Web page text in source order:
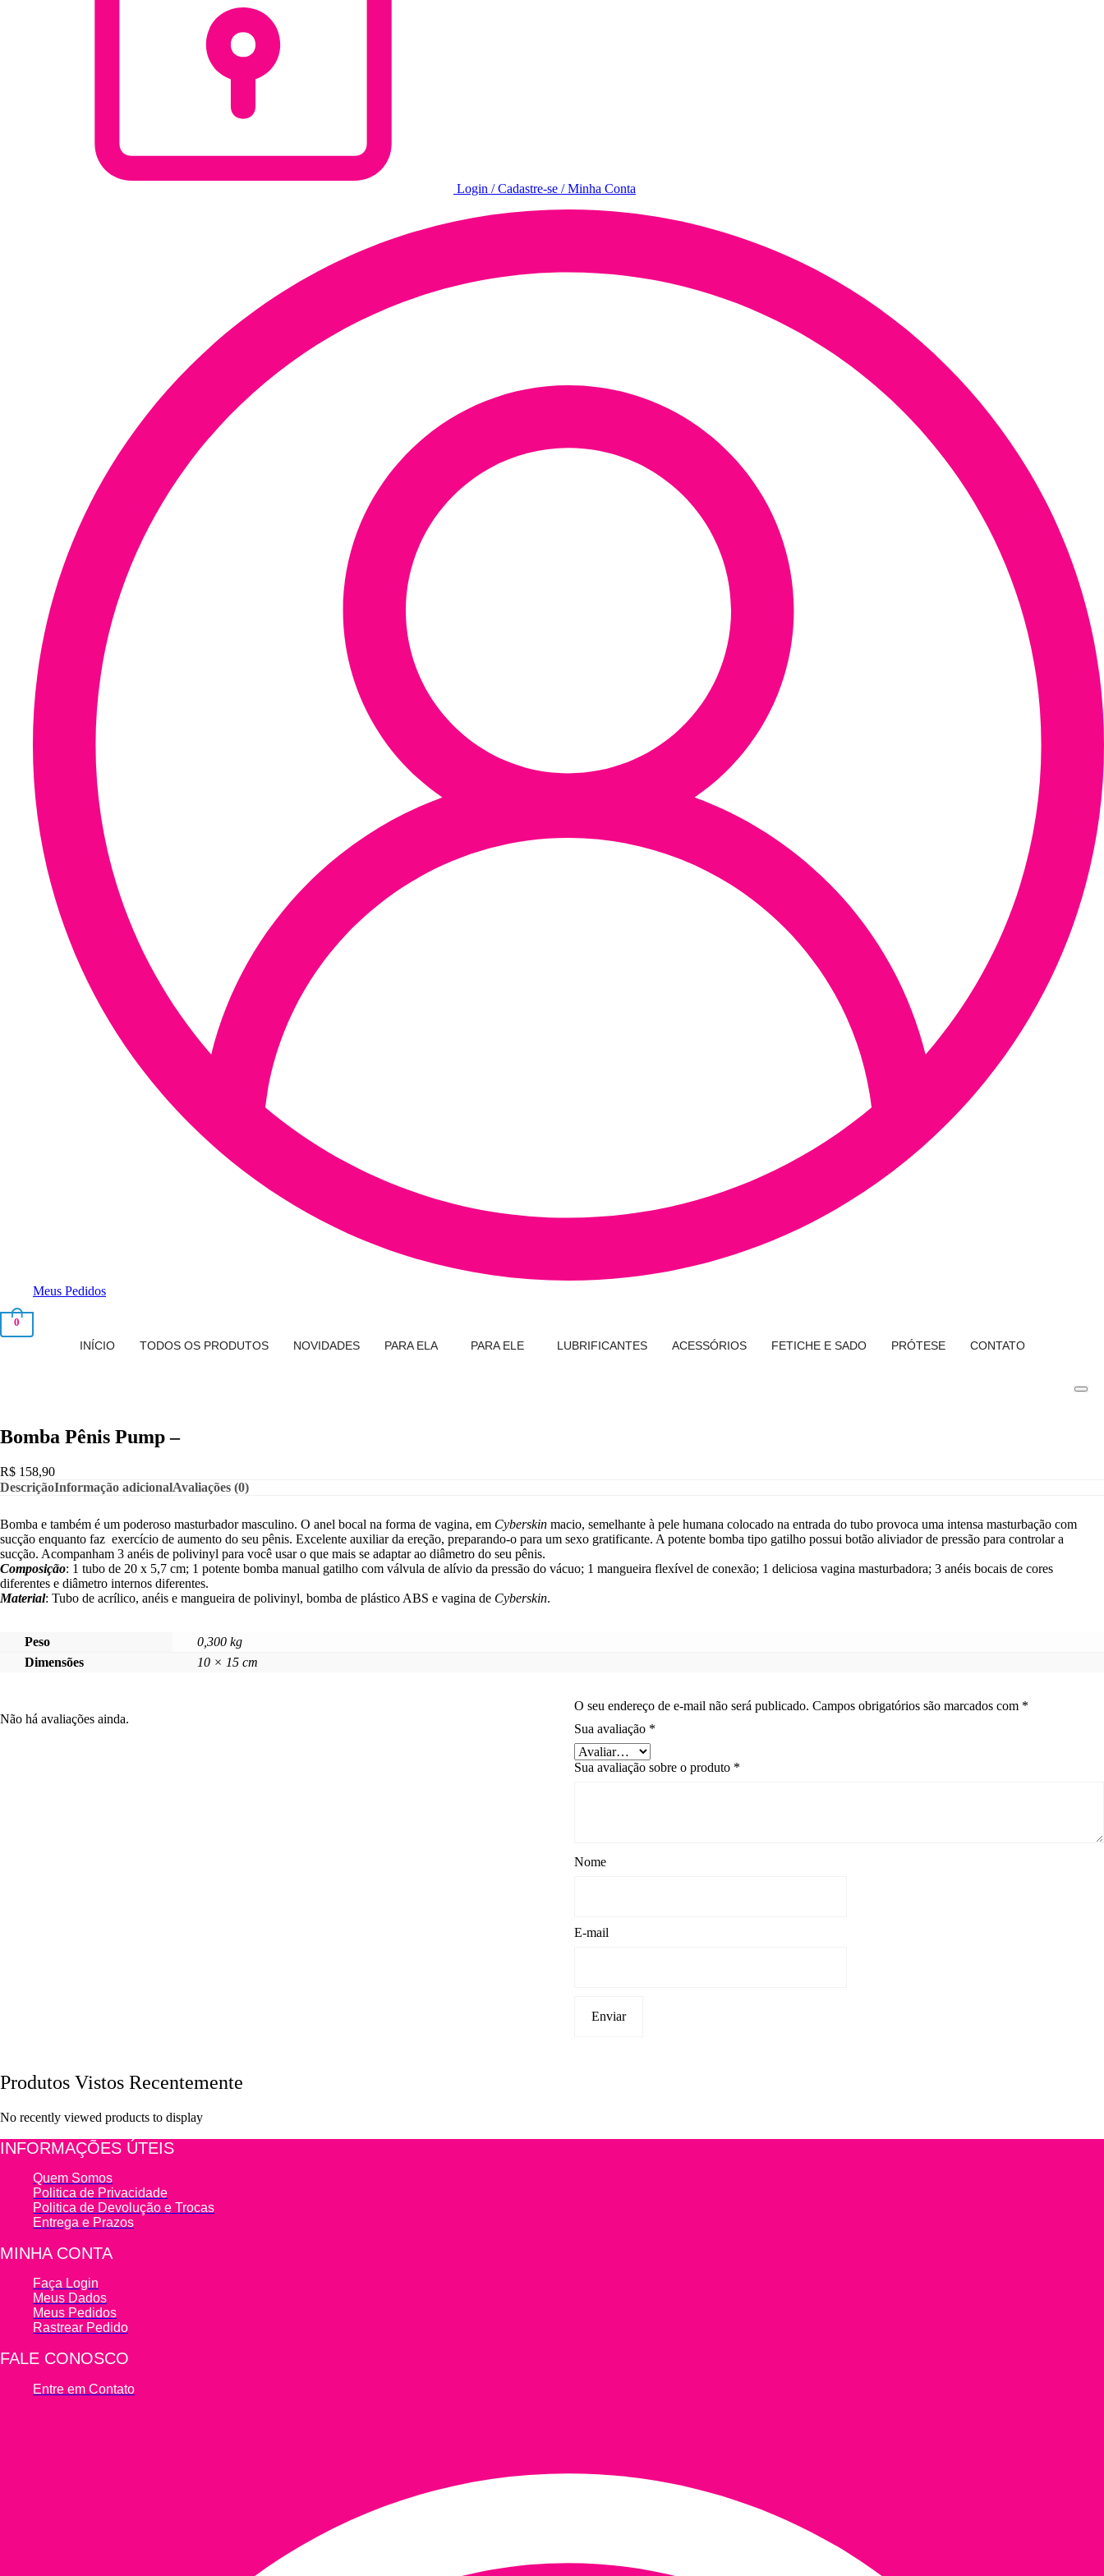
Login / Cadastre-se / Minha Conta
Meus Pedidos
0
INÍCIO TODOS OS PRODUTOS NOVIDADES PARA ELA PARA ELE LUBRIFICANTES ACESSÓRIOS FETICHE E SADO PRÓTESE CONTATO
Bomba Pênis Pump –
R$ 158,90
DescriçãoInformação adicionalAvaliações (0)
Bomba e também é um poderoso masturbador masculino. O anel bocal na forma de vagina, em Cyberskin macio, semelhante à pele humana colocado na entrada do tubo provoca uma intensa masturbação com
sucção enquanto faz exercício de aumento do seu pênis. Excelente auxiliar da ereção, preparando-o para um sexo gratificante. A potente bomba tipo gatilho possui botão aliviador de pressão para controlar a
sucção. Acompanham 3 anéis de polivinyl para você usar o que mais se adaptar ao diâmetro do seu pênis.
Composição: 1 tubo de 20 x 5,7 cm; 1 potente bomba manual gatilho com válvula de alívio da pressão do vácuo; 1 mangueira flexível de conexão; 1 deliciosa vagina masturbadora; 3 anéis bocais de cores
diferentes e diâmetro internos diferentes.
Material: Tubo de acrílico, anéis e mangueira de polivinyl, bomba de plástico ABS e vagina de Cyberskin.
Peso
0,300 kg
Dimensões
10 × 15 cm
Não há avaliações ainda.
O seu endereço de e-mail não será publicado. Campos obrigatórios são marcados com *
Sua avaliação *
Sua avaliação sobre o produto *
Nome
E-mail
Produtos Vistos Recentemente
No recently viewed products to display
INFORMAÇÕES ÚTEIS
Quem Somos
Politica de Privacidade
Politica de Devolução e Trocas
Entrega e Prazos
MINHA CONTA
Faça Login
Meus Dados
Meus Pedidos
Rastrear Pedido
FALE CONOSCO
Entre em Contato